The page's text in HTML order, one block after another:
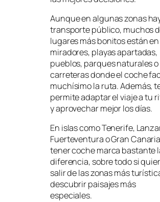
Aunque en algunas zonas
transporte público, muchos
lugares más bonitos están en
miradores, playas apartadas,
pueblos, parques naturales o
carreteras donde el coche
muchísimo la ruta. Además,
permite adaptar el viaje a tu
y aprovechar mejor los días.
En islas como Tenerife,
Fuerteventura o Gran
tener coche marca bastante
diferencia, sobre todo si
salir de las zonas más
descubrir paisajes más
especiales.